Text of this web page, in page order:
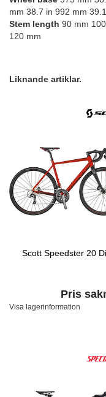
mm 38.7 in 992 mm
Stem length 90 mm
120 mm
Liknande artiklar.
Scott Speedster 20
Pris
Visa lagerinformation